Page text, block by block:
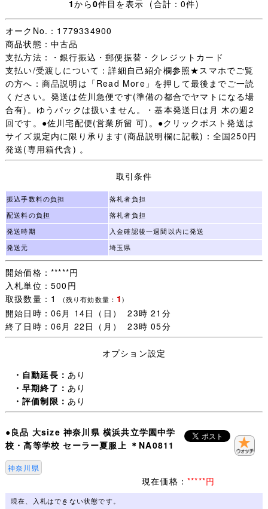
・【 評価：新規の方 いたずら入札防止の為 】
評価新規の方は［責任をもって取引する］ことをご入札前
に質問欄からお約束ください。
(「 入札します 」だけは不可 お約束のない場合は残念です
が入札をお取り消しすることがあります。)
未連絡 未入金 キャンセルの多くが評価新規の方で、本当
に困っています。
（いたずら落札は随時必ず管理人様へID報告します。)
迷惑な方はごく一部で評価新規の殆どの方は問題なく取引
が完了します。
一部の方のために誠に申し訳ございません。
・オークション終了後(休業日を除く)24時間以内のご連絡
(取引開始)、送料連絡後金融機関の3営業日以内のご入金、
をご承諾いただける方のみご検討下さいますようお願いし
ます。
・一週間以内にご落札いただいた品については同梱包いた
します。
ご注意：一緒に発送する品を、すべてご落札いただいてか
らお取引を開始してください。
取引ナビで一覧に表示されない品は同梱包できません。落
札手続き【 取引開始 】をすると、その後のご落札は別梱
包になります。
・未連絡のままだと【 落札者都合によるキャンセル 】に
追加同梱予定がある場合は【 取引開始 】をしないで取引
ナビより(同梱包予定がある旨)連絡ください。
とさせていただきます。
・買取に出ることも多いので、(月)(木)と重なった場合は
発送が一日遅くなることがあります。
・土日祭日はお取引全般お休みさせていただきます。
・この品はクリックポスト発送が可能です。(送料250円：
1から0件目を表示 (合計：0件)
オークNo.：1779334900
商品状態：中古品
支払方法：・銀行振込・郵便振替・クレジットカード
支払い/受渡しについて：詳細自己紹介欄参照★スマホでご覧
の方へ：商品説明は「Read More」を押して最後までご一読
ください。発送は佐川急便です(準備の都合でヤマトになる場
合有)。ゆうパックは扱いません。・基本発送日は月 木の週2
回です。●佐川宅配便(営業所留 可)。●クリックポスト発送は
サイズ規定内に限り承ります(商品説明欄に記載)：全国250円
発送(専用箱代含) 。
取引条件
振込手数料の負担 落札者負担
配送料の負担 落札者負担
発送時期 入金確認後一週間以内に発送
発送元 埼玉県
開始価格：*****円
入札単位：500円
取扱数量：1
(残り有効数量： 1)
開始日時：06月 14日（日） 23時 21分
終了日時：06月 22日（月） 23時 05分
オプション設定
・自動延長： あり
・早期終了： あり
・評価制限： あり
●良品 大size 神奈川県 横浜共立学園中学
校・高等学校 セーラー夏服上 ＊NA0811
神奈川県
現在価格： *****円
現在、入札はできない状態です。